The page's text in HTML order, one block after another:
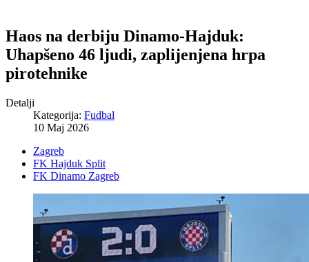
Haos na derbiju Dinamo-Hajduk:
Uhapšeno 46 ljudi, zaplijenjena hrpa
pirotehnike
Detalji
Kategorija: Fudbal
10 Maj 2026
Zagreb
FK Hajduk Split
FK Dinamo Zagreb